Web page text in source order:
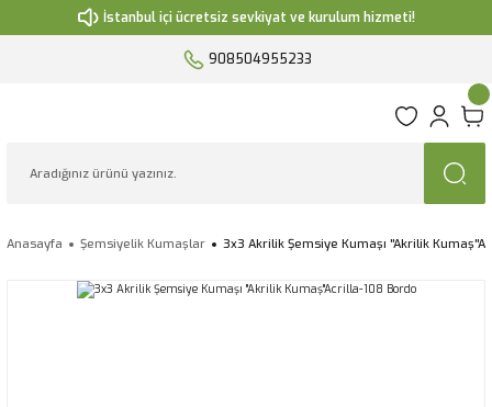
İstanbul içi ücretsiz sevkiyat ve kurulum hizmeti!
908504955233
Anasayfa Şemsiyelik Kumaşlar 3x3 Akrilik Şemsiye Kumaşı ''Akrilik